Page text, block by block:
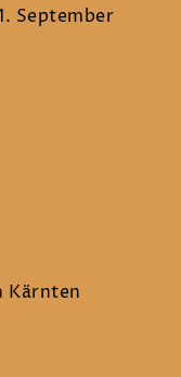
September
Kärnten